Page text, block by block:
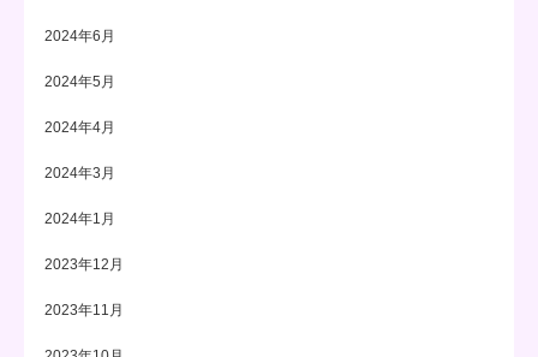
2024年6月
2024年5月
2024年4月
2024年3月
2024年1月
2023年12月
2023年11月